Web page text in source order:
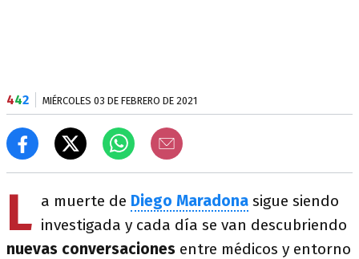
442 MIÉRCOLES 03 DE FEBRERO DE 2021
L a muerte de Diego Maradona sigue siendo
investigada y cada día se van descubriendo
nuevas conversaciones entre médicos y entorno